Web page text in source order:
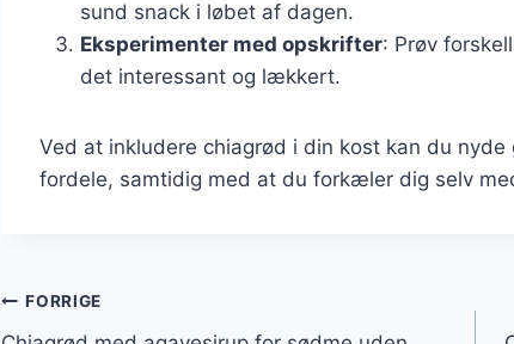
sund snack i løbet af dagen.
Eksperimenter med opskrifter: Prøv
det interessant og lækkert.
Ved at inkludere chiagrød i din kost kan du
fordele, samtidig med at du forkæler dig selv
Indlægsnavigation
FORRIGE